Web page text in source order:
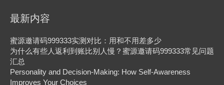
最新内容
蜜源邀请码999333实测对比：用和不用差多少
为什么有些人返利到账比别人慢？蜜源邀请码999333常见问题
汇总
Personality and Decision-Making: How Self-Awareness
Improves Your Choices